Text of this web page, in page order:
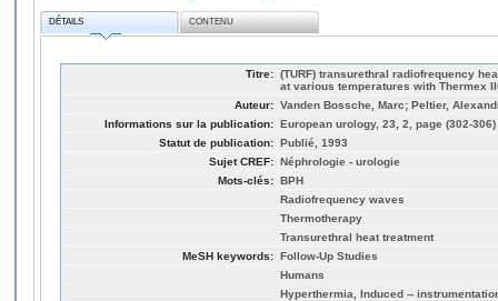
DÉTAILS CONTENU
Titre: (TURF) transurethral radiofrequency
at various temperatures with Thermex
Auteur: Vanden Bossche, Marc; Peltier,
Informations sur la publication: European urology, 23, 2, page (302-306)
Statut de publication: Publié, 1993
Sujet CREF: Néphrologie - urologie
Mots-clés: BPH
Radiofrequency waves
Thermotherapy
Transurethral heat treatment
MeSH keywords: Follow-Up Studies
Humans
Hyperthermia, Induced --